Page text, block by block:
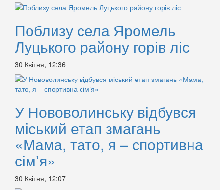
Поблизу села Яромель
Луцького району горів ліс
30 Квітня, 12:36
У Нововолинську відбувся
міський етап змагань
«Мама, тато, я – спортивна
сімʼя»
30 Квітня, 12:07